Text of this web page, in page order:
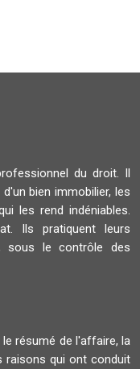
du droit. Il
bien immobilier, les
les rend indéniables.
Ils pratiquent leurs
sous le contrôle des
résumé de l'affaire, la
raisons qui ont conduit